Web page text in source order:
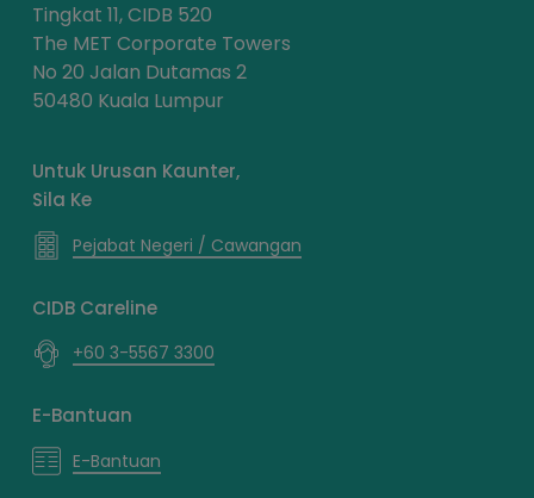
Tingkat 11, CIDB 520
The MET Corporate Towers
No 20 Jalan Dutamas 2
50480 Kuala Lumpur
Untuk Urusan Kaunter,
Sila Ke
Pejabat Negeri / Cawangan
CIDB Careline
+60 3-5567 3300
E-Bantuan
E-Bantuan